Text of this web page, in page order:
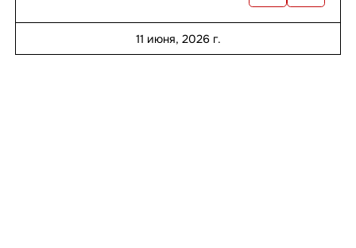
11 июня, 2026 г.